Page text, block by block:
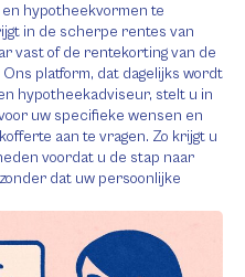
hypotheekvormen te
in de scherpe rentes van
vast of de rentekorting van de
Ons platform, dat dagelijks wordt
hypotheekadviseur, stelt u in
uw specifieke wensen en
aan te vragen. Zo krijgt u
voordat u de stap naar
dat uw persoonlijke